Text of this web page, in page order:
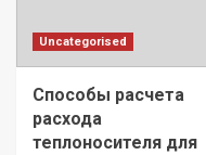
Uncategorised
Способы расчета
расхода
теплоносителя для